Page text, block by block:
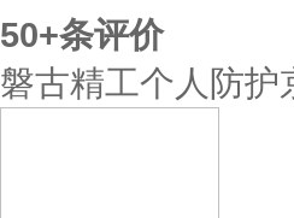
50+条评价
磐古精工个人防护